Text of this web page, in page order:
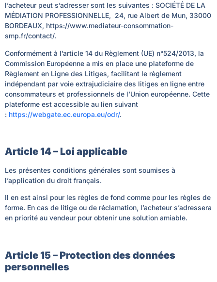
l’acheteur peut s’adresser sont les suivantes : SOCIÉTÉ DE LA
MÉDIATION PROFESSIONNELLE, 24, rue Albert de Mun, 33000
BORDEAUX, https://www.mediateur-consommation-
smp.fr/contact/.
Conformément à l’article 14 du Règlement (UE) n°524/2013, la
Commission Européenne a mis en place une plateforme de
Règlement en Ligne des Litiges, facilitant le règlement
indépendant par voie extrajudiciaire des litiges en ligne entre
consommateurs et professionnels de l’Union européenne. Cette
plateforme est accessible au lien suivant
: https://webgate.ec.europa.eu/odr/.
Article 14 – Loi applicable
Les présentes conditions générales sont soumises à
l’application du droit français.
Il en est ainsi pour les règles de fond comme pour les règles de
forme. En cas de litige ou de réclamation, l’acheteur s’adressera
en priorité au vendeur pour obtenir une solution amiable.
Article 15 – Protection des données
personnelles